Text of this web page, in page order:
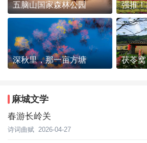
五脑山国家森林公园 强推
路发
深秋里，那一亩方塘 茯苓窝
麻城文学
春游长岭关
诗词曲赋 2026-04-27